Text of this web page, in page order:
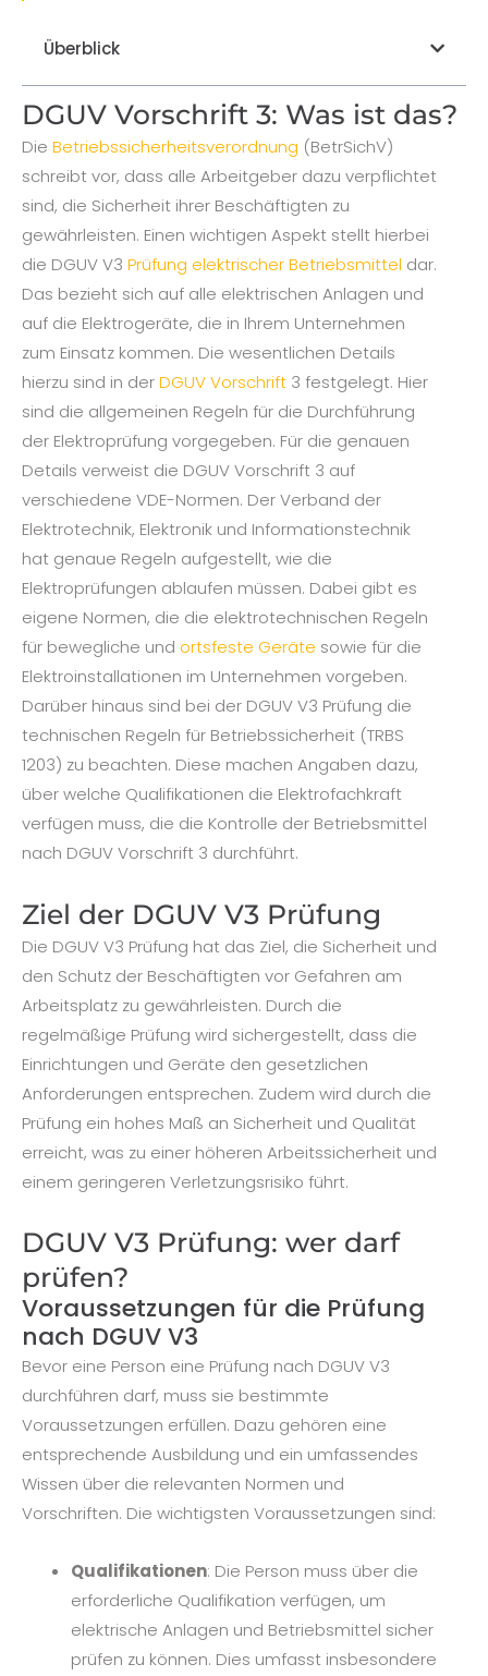
Überblick
DGUV Vorschrift 3: Was ist das?
Die Betriebssicherheitsverordnung (BetrSichV)
schreibt vor, dass alle Arbeitgeber dazu verpflichtet
sind, die Sicherheit ihrer Beschäftigten zu
gewährleisten. Einen wichtigen Aspekt stellt hierbei
die DGUV V3 Prüfung elektrischer Betriebsmittel dar.
Das bezieht sich auf alle elektrischen Anlagen und
auf die Elektrogeräte, die in Ihrem Unternehmen
zum Einsatz kommen. Die wesentlichen Details
hierzu sind in derDGUV Vorschrift 3 festgelegt. Hier
sind die allgemeinen Regeln für die Durchführung
der Elektroprüfung vorgegeben. Für die genauen
Details verweist die DGUV Vorschrift 3 auf
verschiedene VDE-Normen. Der Verband der
Elektrotechnik, Elektronik und Informationstechnik
hat genaue Regeln aufgestellt, wie die
Elektroprüfungen ablaufen müssen. Dabei gibt es
eigene Normen, die die elektrotechnischen Regeln
für bewegliche und ortsfeste Geräte sowie für die
Elektroinstallationen im Unternehmen vorgeben.
Darüber hinaus sind bei der DGUV V3 Prüfung die
technischen Regeln für Betriebssicherheit (TRBS
1203) zu beachten. Diese machen Angaben dazu,
über welche Qualifikationen die Elektrofachkraft
verfügen muss, die die Kontrolle der Betriebsmittel
nach DGUV Vorschrift 3 durchführt.
Ziel der DGUV V3 Prüfung
Die DGUV V3 Prüfung hat das Ziel, die Sicherheit und
den Schutz der Beschäftigten vor Gefahren am
Arbeitsplatz zu gewährleisten. Durch die
regelmäßige Prüfung wird sichergestellt, dass die
Einrichtungen und Geräte den gesetzlichen
Anforderungen entsprechen. Zudem wird durch die
Prüfung ein hohes Maß an Sicherheit und Qualität
erreicht, was zu einer höheren Arbeitssicherheit und
einem geringeren Verletzungsrisiko führt.
DGUV V3 Prüfung: wer darf
prüfen?
Voraussetzungen für die Prüfung
nach DGUV V3
Bevor eine Person eine Prüfung nach DGUV V3
durchführen darf, muss sie bestimmte
Voraussetzungen erfüllen. Dazu gehören eine
entsprechende Ausbildung und ein umfassendes
Wissen über die relevanten Normen und
Vorschriften. Die wichtigsten Voraussetzungen sind:
Qualifikationen: Die Person muss über die
erforderliche Qualifikation verfügen, um
elektrische Anlagen und Betriebsmittel sicher
prüfen zu können. Dies umfasst insbesondere